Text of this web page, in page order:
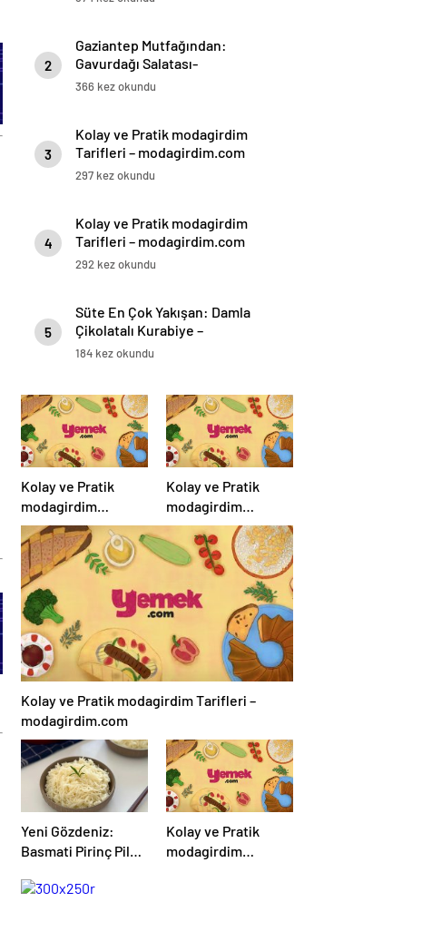
2
Gaziantep Mutfağından:
Gavurdağı Salatası-
modagirdim.com
366 kez okundu
3
Kolay ve Pratik modagirdim
Tarifleri – modagirdim.com
297 kez okundu
4
Kolay ve Pratik modagirdim
Tarifleri – modagirdim.com
292 kez okundu
5
Süte En Çok Yakışan: Damla
Çikolatalı Kurabiye –
modagirdim.com
184 kez okundu
Kolay ve Pratik
modagirdim
Tarifleri –
modagirdim.com
Kolay ve Pratik
modagirdim
Tarifleri –
modagirdim.com
Kolay ve Pratik modagirdim Tarifleri –
modagirdim.com
Yeni Gözdeniz:
Basmati Pirinç Pilavı
Kolay ve Pratik
modagirdim